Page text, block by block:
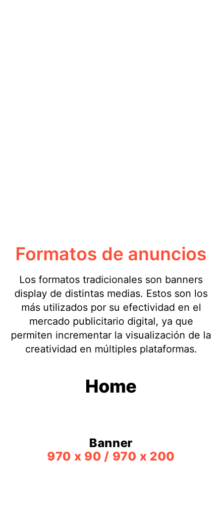
Formatos de anuncios
Los formatos tradicionales son banners
display de distintas medias. Estos son los
más utilizados por su efectividad en el
mercado publicitario digital, ya que
permiten incrementar la visualización de la
creatividad en múltiples plataformas.
Home
Banner
970 x 90 / 970 x 200